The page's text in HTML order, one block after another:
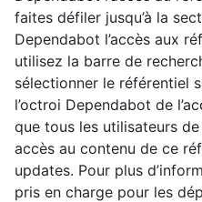
faites défiler jusqu’à la
Dependabot l’accès aux
utilisez la barre de
sélectionner le référentiel
l’octroi Dependabot de
que tous les utilisateurs
accès au contenu de ce
updates. Pour plus
pris en charge pour les